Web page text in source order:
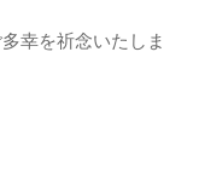
幸を祈念いたしま